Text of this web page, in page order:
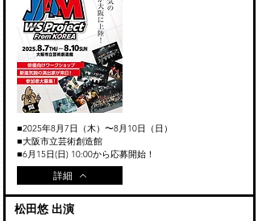
■2025年8月7日（木）〜8月10日（日）
■大阪市立芸術創造館
​■6月15日(日) 10:00から応募開始！
詳細
松田悠 出演